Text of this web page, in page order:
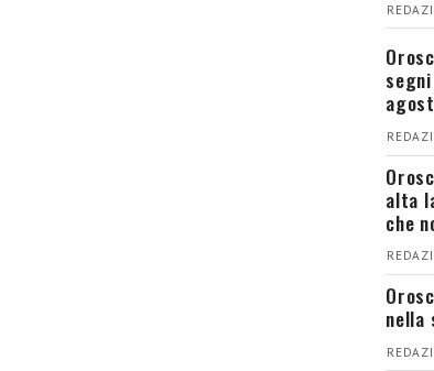
alta
che
nella